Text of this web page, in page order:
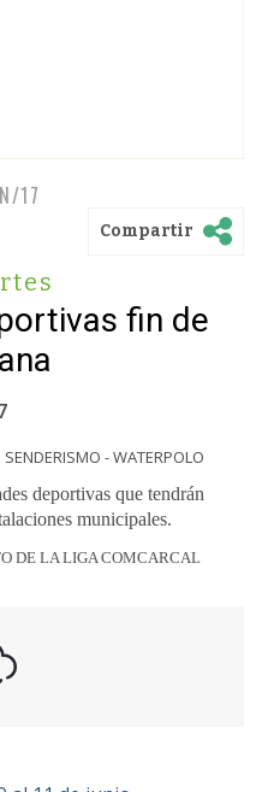
17
Compartir
fin de
- WATERPOLO
deportivas que tendrán
municipales.
DE LA LIGA COMCARCAL